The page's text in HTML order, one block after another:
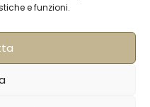
e funzioni.